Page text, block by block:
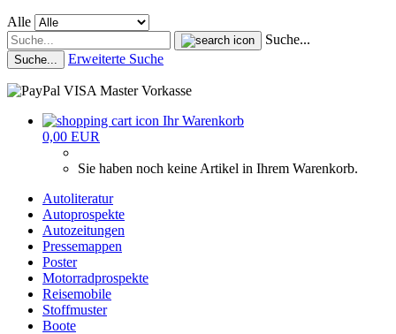
Alle
Suche...
Suche... Erweiterte Suche
Ihr Warenkorb
0,00 EUR
Sie haben noch keine Artikel in Ihrem Warenkorb.
Autoliteratur
Autoprospekte
Autozeitungen
Pressemappen
Poster
Motorradprospekte
Reisemobile
Stoffmuster
Boote